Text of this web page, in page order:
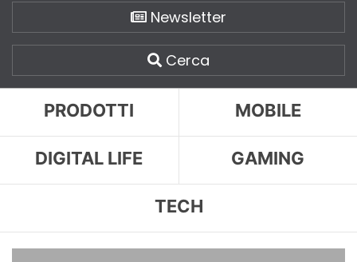
Newsletter
Cerca
PRODOTTI MOBILE
DIGITAL LIFE GAMING
TECH